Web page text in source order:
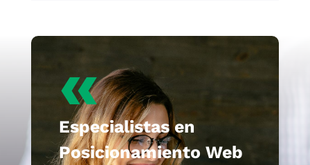
«
Especialistas en
Posicionamiento Web